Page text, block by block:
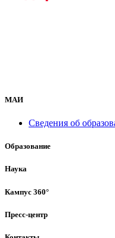
МАИ
Сведения об
Образование
Наука
Кампус 360°
Пресс-центр